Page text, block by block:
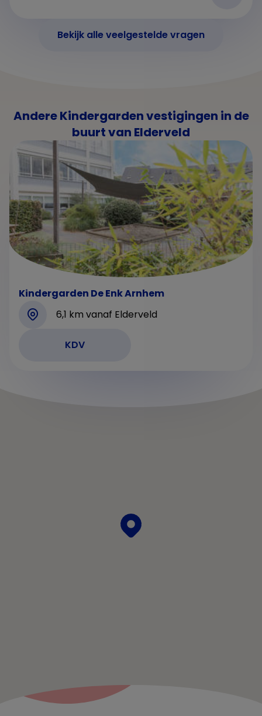
Bekijk alle veelgestelde vragen
Andere Kindergarden vestigingen in de
buurt van Elderveld
Kindergarden De Enk Arnhem
6,1 km vanaf Elderveld
KDV